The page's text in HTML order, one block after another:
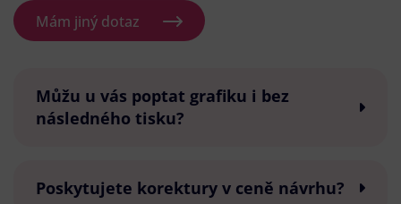
Mám jiný dotaz
Můžu u vás poptat grafiku i bez
následného tisku?
Poskytujete korektury v ceně návrhu?